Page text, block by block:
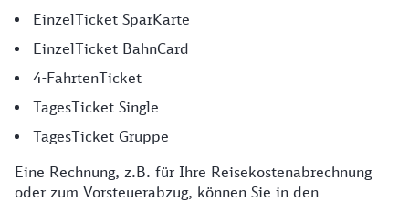
EinzelTicket SparKarte
EinzelTicket BahnCard
4-FahrtenTicket
TagesTicket Single
TagesTicket Gruppe
Eine Rechnung, z.B. für Ihre Reisekostenabrechnung
oder zum Vorsteuerabzug, können Sie in den